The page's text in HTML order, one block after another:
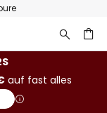
auf fast alles